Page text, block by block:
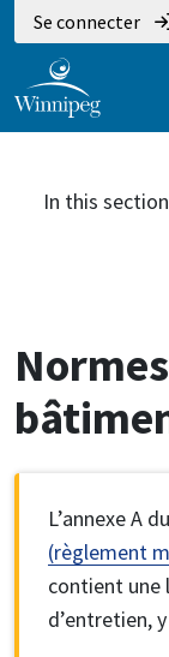
Aller
au
contenu
principal
Skip
to
main
menu
Skip
to
footer
Se connecter
In this section
L’annexe A du
(règlement
contient une
d’entretien,